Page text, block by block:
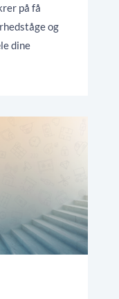
på få
og
dine